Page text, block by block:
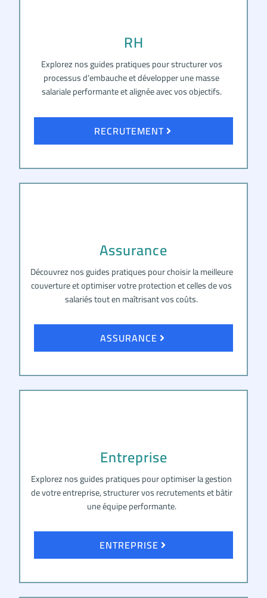
RH
Explorez nos guides pratiques pour structurer vos
processus d’embauche et développer une masse
salariale performante et alignée avec vos objectifs.
RECRUTEMENT
Assurance
Découvrez nos guides pratiques pour choisir la meilleure
couverture et optimiser votre protection et celles de vos
salariés tout en maîtrisant vos coûts.
ASSURANCE
Entreprise
Explorez nos guides pratiques pour optimiser la gestion
de votre entreprise, structurer vos recrutements et bâtir
une équipe performante.
ENTREPRISE